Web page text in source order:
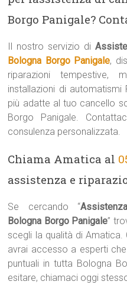
Borgo Panigale?
Il nostro servizio di
Bologna Borgo Panigale,
riparazioni tempestive,
installazioni di automatismi
più adatte al tuo cancello
Borgo Panigale.
consulenza personalizzata.
Chiama Amatica al
assistenza e
Se cercando “
Bologna Borgo Panigale”
scegli la qualità di
avrai accesso a esperti
puntuali in tutta Bologna
esitare, chiamaci oggi